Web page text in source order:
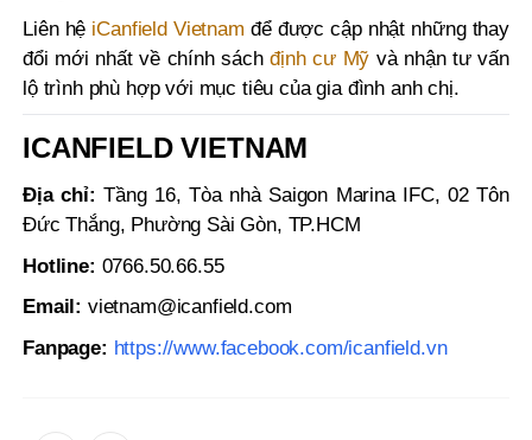
Liên hệ iCanfield Vietnam để được cập nhật những thay
đổi mới nhất về chính sáchđịnh cư Mỹ và nhận tư vấn
lộ trình phù hợp với mục tiêu của gia đình anh chị.
ICANFIELD VIETNAM
Địa chỉ:Tầng 16, Tòa nhà Saigon Marina IFC, 02 Tôn
Đức Thắng, Phường Sài Gòn, TP.HCM
Hotline: 0766.50.66.55
Email: vietnam@icanfield.com
Fanpage: https://www.facebook.com/icanfield.vn